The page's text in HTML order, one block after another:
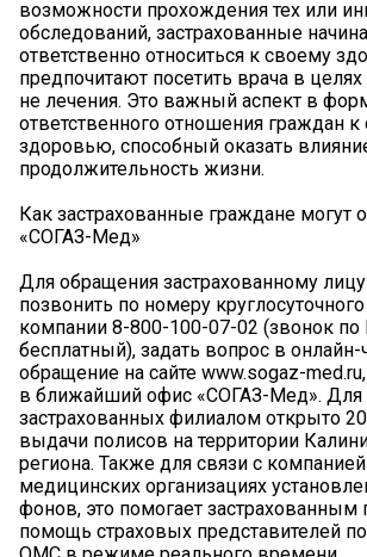
возможности прохождения тех или
обследований, застрахованные
ответственно относиться к своему
предпочитают посетить врача в
не лечения. Это важный аспект в
ответственного отношения граждан
здоровью, способный оказать
продолжительность жизни.
Как застрахованные граждане могут
«СОГАЗ-Мед»
Для обращения застрахованному лицу
позвонить по номеру
компании 8-800-100-07-02 (звонок по
бесплатный), задать вопрос в онлайн-
обращение на сайте www.sogaz-
в ближайший офис «СОГАЗ-Мед». Для
застрахованных филиалом открыто
выдачи полисов на территории
региона. Также для связи с
медицинских организациях
фонов, это помогает застрахованным
помощь страховых представителей